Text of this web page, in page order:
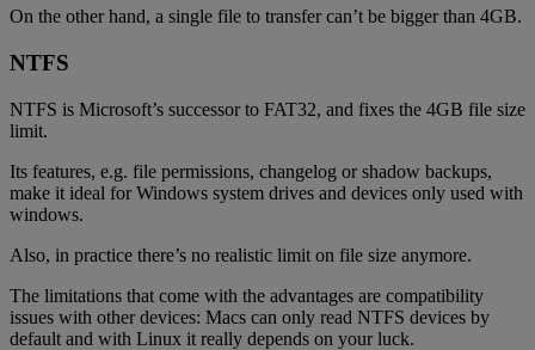
On the other hand, a single file to transfer can’t be bigger than 4GB.
NTFS
NTFS is Microsoft’s successor to FAT32, and fixes the 4GB file size
limit.
Its features, e.g. file permissions, changelog or shadow backups,
make it ideal for Windows system drives and devices only used with
windows.
Also, in practice there’s no realistic limit on file size anymore.
The limitations that come with the advantages are compatibility
issues with other devices: Macs can only read NTFS devices by
default and with Linux it really depends on your luck.